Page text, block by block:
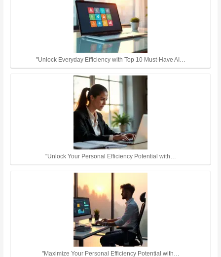
"Unlock Everyday Efficiency with Top 10 Must-Have AI…
"Unlock Your Personal Efficiency Potential with…
"Maximize Your Personal Efficiency Potential with…